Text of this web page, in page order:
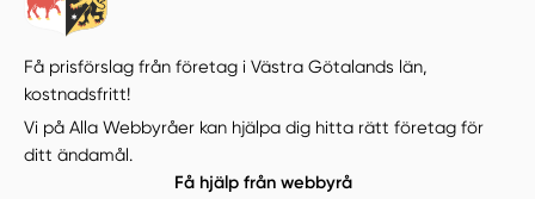
Få prisförslag från företag i Västra Götalands län,
kostnadsfritt!
Vi på Alla Webbyråer kan hjälpa dig hitta rätt företag för
ditt ändamål.
Få hjälp från webbyrå